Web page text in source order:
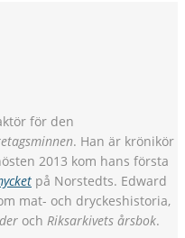
för den
. Han är krönikör
2013 kom hans första
på Norstedts. Edward
mat- och dryckeshistoria,
och Riksarkivets årsbok.